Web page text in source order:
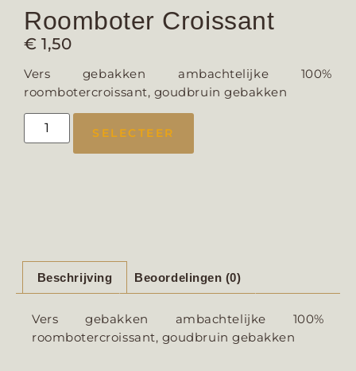
Roomboter Croissant
€ 1,50
Vers gebakken ambachtelijke 100%
roombotercroissant, goudbruin gebakken
SELECTEER
Beschrijving Beoordelingen (0)
Vers gebakken ambachtelijke 100%
roombotercroissant, goudbruin gebakken